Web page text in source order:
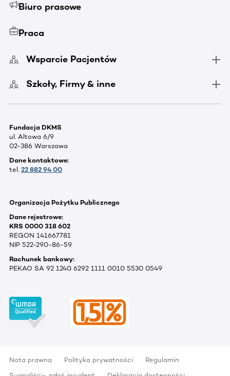
Biuro prasowe
Praca
Wsparcie Pacjentów
Szkoły, Firmy & inne
Fundacja DKMS
ul. Altowa 6/9
02-386 Warszawa
Dane kontaktowe:
tel. 22 882 94 00
Organizacja Pożytku Publicznego
Dane rejestrowe:
KRS 0000 318 602
REGON 141667781
NIP 522-290-86-59
Rachunek bankowy:
PEKAO SA 92 1240 6292 1111 0010 5530 0549
Nota prawna Polityka prywatności
Regulamin